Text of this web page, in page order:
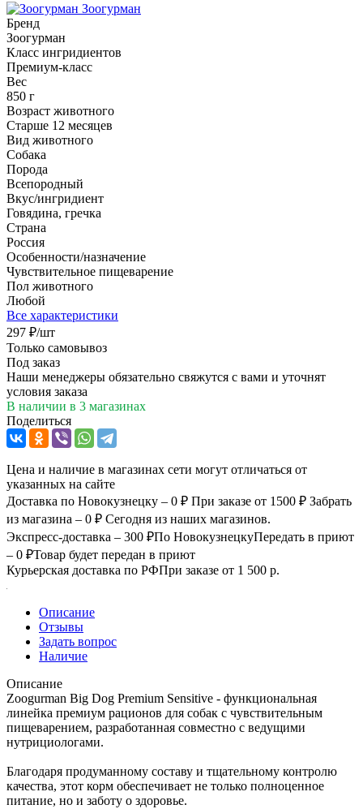
Зоогурман
Бренд
Зоогурман
Класс ингридиентов
Премиум-класс
Вес
850 г
Возраст животного
Старше 12 месяцев
Вид животного
Собака
Порода
Всепородный
Вкус/ингридиент
Говядина, гречка
Страна
Россия
Особенности/назначение
Чувствительное пищеварение
Пол животного
Любой
Все характеристики
297 ₽/шт
Только самовывоз
Под заказ
Наши менеджеры обязательно свяжутся с вами и уточнят
условия заказа
В наличии в 3 магазинах
Поделиться
Цена и наличие в магазинах сети могут отличаться от
указанных на сайте
Доставка по Новокузнецку – 0 ₽ При заказе от 1500 ₽ Забрать
из магазина – 0 ₽ Сегодня из наших магазинов.
Экспресс-доставка – 300 ₽По НовокузнецкуПередать в приют
– 0 ₽Товар будет передан в приют
Курьерская доставка по РФПри заказе от 1 500 р.
Описание
Отзывы
Задать вопрос
Наличие
Описание
Zoogurman Big Dog Premium Sensitive - функциональная
линейка премиум рационов для собак с чувствительным
пищеварением, разработанная совместно с ведущими
нутрициологами.
Благодаря продуманному составу и тщательному контролю
качества, этот корм обеспечивает не только полноценное
питание, но и заботу о здоровье.